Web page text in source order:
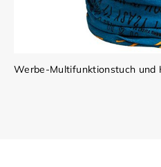
Werbe-Multifunktionstuch und